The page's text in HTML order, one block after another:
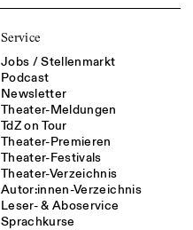
Service
Jobs / Stellenmarkt
Podcast
Newsletter
Theater-Meldungen
TdZ on Tour
Theater-Premieren
Theater-Festivals
Theater-Verzeichnis
Autor:innen-Verzeichnis
Leser- & Aboservice
Sprachkurse